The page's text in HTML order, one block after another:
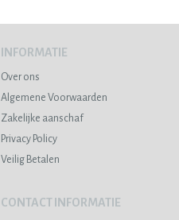
INFORMATIE
Over ons
Algemene Voorwaarden
Zakelijke aanschaf
Privacy Policy
Veilig Betalen
CONTACT INFORMATIE